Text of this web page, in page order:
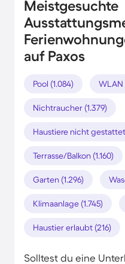
Meistgesuchte
auf Paxos
Pool (1.084) WLAN
Nichtraucher (1.379)
Haustiere nicht gestattet
Terrasse/Balkon (1.160)
Garten (1.296)
Klimaanlage (1.745)
Haustier erlaubt (216)
Solltest du eine